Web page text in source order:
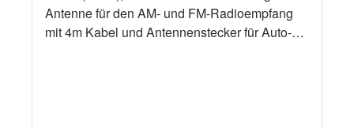
Antenne für den AM- und FM-Radioempfang
mit 4m Kabel und Antennenstecker für Auto-